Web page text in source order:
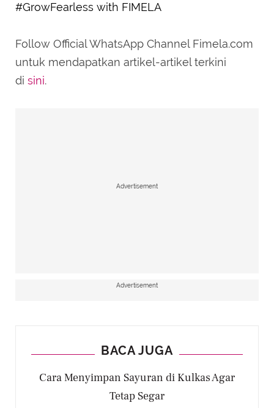
#GrowFearless with FIMELA
Follow Official WhatsApp Channel Fimela.com
untuk mendapatkan artikel-artikel terkini
di sini.
Advertisement
Advertisement
BACA JUGA
Cara Menyimpan Sayuran di Kulkas Agar
Tetap Segar